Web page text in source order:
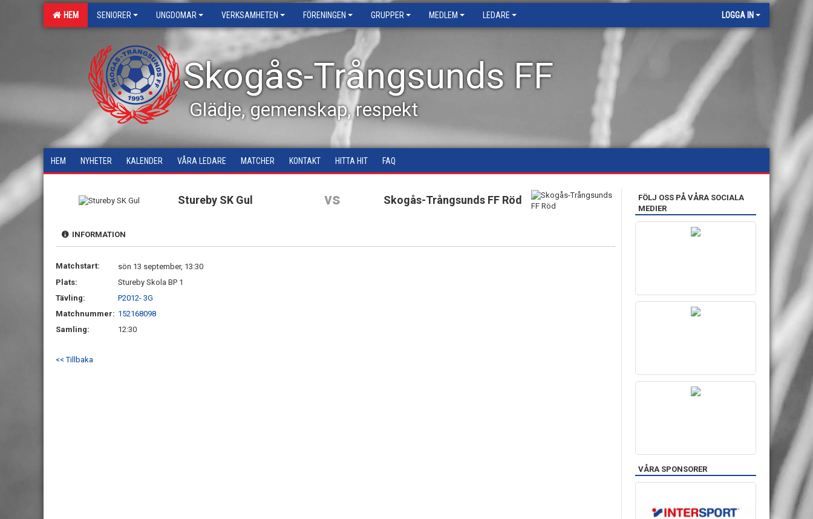
HEM SENIORER UNGDOMAR VERKSAMHETEN FÖRENINGEN GRUPPER MEDLEM LEDARE LOGGA IN
Skogås-Trångsunds FF
Glädje, gemenskap, respekt
HEM NYHETER KALENDER VÅRA LEDARE MATCHER KONTAKT HITTA HIT FAQ
Stureby SK Gul vs Skogås-Trångsunds FF Röd
INFORMATION
Matchstart:
sön 13 september, 13:30
Plats:
Stureby Skola BP 1
Tävling:
P2012- 3G
Matchnummer: 152168098
Samling:
12:30
<< Tillbaka
FÖLJ OSS PÅ VÅRA SOCIALA
MEDIER
VÅRA SPONSORER